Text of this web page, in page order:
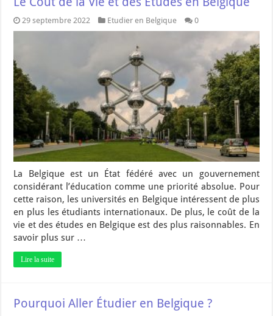
29 septembre 2022 Etudier en Belgique 0
La Belgique est un État fédéré avec un gouvernement
considérant l’éducation comme une priorité absolue. Pour
cette raison, les universités en Belgique intéressent de plus
en plus les étudiants internationaux. De plus, le coût de la
vie et des études en Belgique est des plus raisonnables. En
savoir plus sur …
Lire la suite
Pourquoi Aller Étudier en Belgique ?